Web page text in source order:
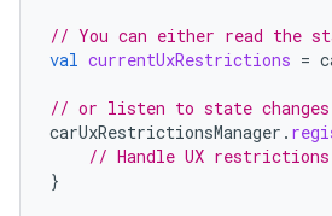
// You can either read the
val currentUxRestrictions =
// or listen to state changes
carUxRestrictionsManager .
// Handle UX restrictions
}